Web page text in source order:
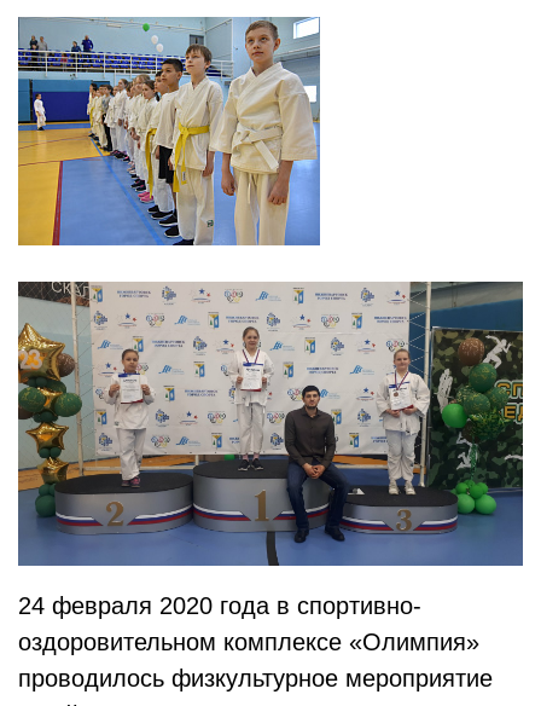
24 февраля 2020 года в спортивно-
оздоровительном комплексе «Олимпия»
проводилось физкультурное мероприятие